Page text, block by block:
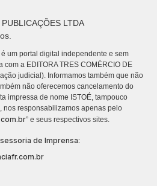
LTDA
é um portal digital independente e sem
a EDITORA TRES COMÉRCIO DE
judicial). Informamos também que não
não oferecemos cancelamento do
impressa de nome ISTOÉ, tampouco
nos responsabilizamos apenas pelo
” e seus respectivos sites.
de Imprensa: